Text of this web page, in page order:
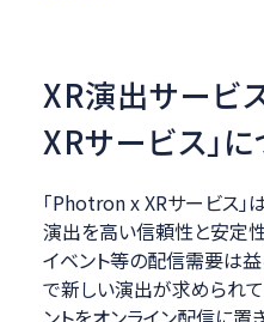
XR演出サービ
XRサービス」
「Photron x XRサービス」
演出を高い信頼性と安定
イベント等の配信需要は益
で新しい演出が求められて